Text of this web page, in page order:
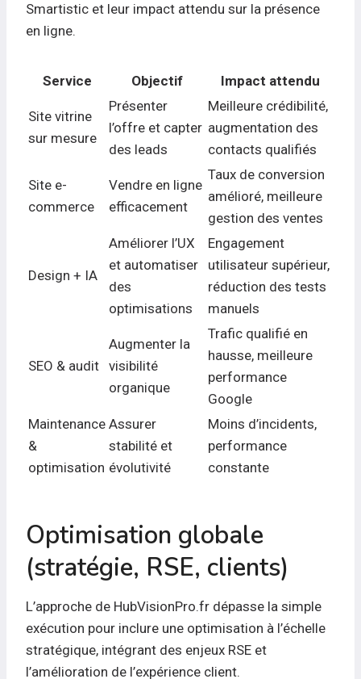
Smartistic et leur impact attendu sur la présence
en ligne.
Service Objectif Impact attendu
Site vitrine
sur mesure
Présenter
l’offre et capter
des leads
Meilleure crédibilité,
augmentation des
contacts qualifiés
Site e-
commerce
Vendre en ligne
efficacement
Taux de conversion
amélioré, meilleure
gestion des ventes
Design + IA
Améliorer l’UX
et automatiser
des
optimisations
Engagement
utilisateur supérieur,
réduction des tests
manuels
SEO & audit
Augmenter la
visibilité
organique
Trafic qualifié en
hausse, meilleure
performance
Google
Maintenance
&
optimisation
Assurer
stabilité et
évolutivité
Moins d’incidents,
performance
constante
Optimisation globale
(stratégie, RSE, clients)
L’approche de HubVisionPro.fr dépasse la simple
exécution pour inclure une optimisation à l’échelle
stratégique, intégrant des enjeux RSE et
l’amélioration de l’expérience client.